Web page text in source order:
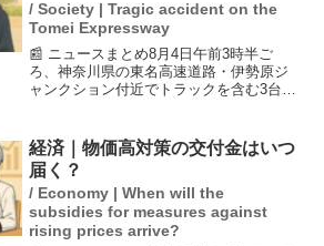
/ Society | Tragic accident on the
Tomei Expressway
📰 ニュースまとめ8月4日午前3時半ご
ろ、神奈川県の東名高速道路・伊勢原ジ
ャンクション付近でトラックを含む3台の
した。事故の原因や詳細はまだ明らかに
なっていませんが、...
経済｜物価高対策の交付金はいつ
届く？
/ Economy | When will the
subsidies for measures against
rising prices arrive?